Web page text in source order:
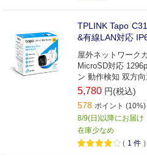
TPLINK Tapo
&有線LAN対応
屋外ネットワーク
MicroSD対応
ン 動作検知 双方
5,780 円(税込)
578 ポイント (10%)
8/9(日)以降にお届け
在庫少なめ
（ 1 件 ）